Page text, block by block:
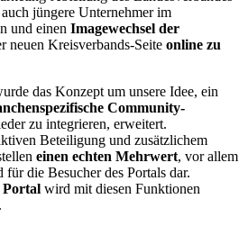
jüngere Unternehmer im
und einen Imagewechsel der
neuen Kreisverbands-Seite online zu
das Konzept um unsere Idee, ein
Community-
zu integrieren, erweitert.
Beteiligung und zusätzlichem
einen echten Mehrwert, vor allem
die Besucher des Portals dar.
Portal wird mit diesen Funktionen
.